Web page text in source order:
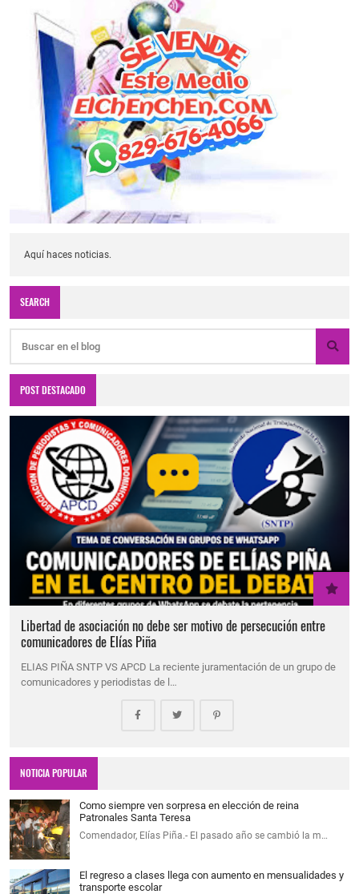
Aquí haces noticias.
SEARCH
POST DESTACADO
Libertad de asociación no debe ser motivo de persecución entre
comunicadores de Elías Piña
ELIAS PIÑA SNTP VS APCD La reciente juramentación de un grupo de
comunicadores y periodistas de l…
NOTICIA POPULAR
Como siempre ven sorpresa en elección de reina
Patronales Santa Teresa
Comendador, Elías Piña.- El pasado año se cambió la m…
El regreso a clases llega con aumento en mensualidades y
transporte escolar